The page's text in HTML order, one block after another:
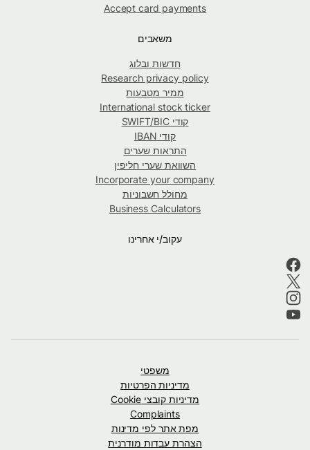
Accept card payments
משאבים
חדשות ובלוג
Research privacy policy
ממיר מטבעות
International stock ticker
קודי SWIFT/BIC
קודי IBAN
התראות שערים
השוואת שערי חליפין
Incorporate your company
מחולל חשבוניות
Business Calculators
עקוב/י אחרינו
משפטי
מדיניות הפרטיות
מדיניות קובצי Cookie
Complaints
מפת אתר לפי מדינות
הצהרת עבדות מודרנית